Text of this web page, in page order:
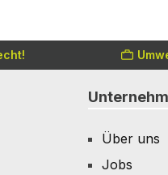
Über uns
Jobs